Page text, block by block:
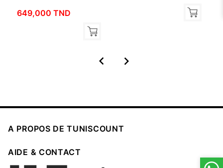
649,000 TND
 
A PROPOS DE TUNISCOUNT
AIDE & CONTACT